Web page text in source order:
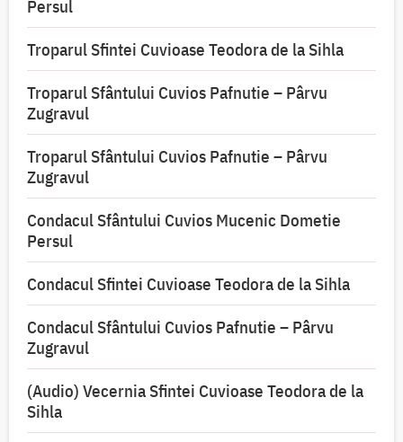
Persul
Troparul Sfintei Cuvioase Teodora de la Sihla
Troparul Sfântului Cuvios Pafnutie – Pârvu
Zugravul
Troparul Sfântului Cuvios Pafnutie – Pârvu
Zugravul
Condacul Sfântului Cuvios Mucenic Dometie
Persul
Condacul Sfintei Cuvioase Teodora de la Sihla
Condacul Sfântului Cuvios Pafnutie – Pârvu
Zugravul
(Audio) Vecernia Sfintei Cuvioase Teodora de la
Sihla